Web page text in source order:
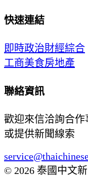
快速連結
即時政治財經綜合
工商美食房地產
聯絡資訊
歡迎來信洽詢合作
或提供新聞線索
© 2026 泰國中文